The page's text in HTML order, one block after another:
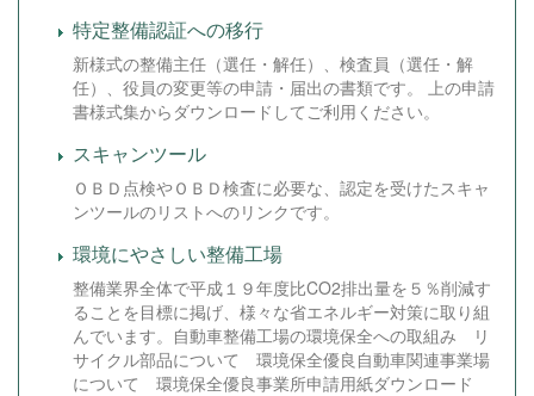
特定整備認証への移行
新様式の整備主任（選任・解任）、検査員（選任・解
任）、役員の変更等の申請・届出の書類です。 上の申請
書様式集からダウンロードしてご利用ください。
スキャンツール
ＯＢＤ点検やＯＢＤ検査に必要な、認定を受けたスキャ
ンツールのリストへのリンクです。
環境にやさしい整備工場
整備業界全体で平成１９年度比CO2排出量を５％削減す
ることを目標に掲げ、様々な省エネルギー対策に取り組
んでいます。自動車整備工場の環境保全への取組み リ
サイクル部品について 環境保全優良自動車関連事業場
について 環境保全優良事業所申請用紙ダウンロード